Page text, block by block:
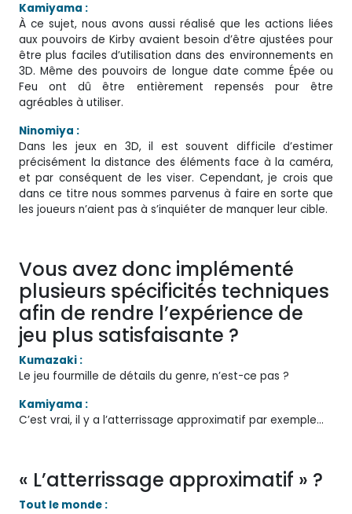
Kamiyama :
À ce sujet, nous avons aussi réalisé que les actions liées
aux pouvoirs de Kirby avaient besoin d’être ajustées pour
être plus faciles d’utilisation dans des environnements en
3D. Même des pouvoirs de longue date comme Épée ou
Feu ont dû être entièrement repensés pour être
agréables à utiliser.
Ninomiya :
Dans les jeux en 3D, il est souvent difficile d’estimer
précisément la distance des éléments face à la caméra,
et par conséquent de les viser. Cependant, je crois que
dans ce titre nous sommes parvenus à faire en sorte que
les joueurs n’aient pas à s’inquiéter de manquer leur cible.
Vous avez donc implémenté
plusieurs spécificités techniques
afin de rendre l’expérience de
jeu plus satisfaisante ?
Kumazaki :
Le jeu fourmille de détails du genre, n’est-ce pas ?
Kamiyama :
C’est vrai, il y a l’atterrissage approximatif par exemple…
« L’atterrissage approximatif » ?
Tout le monde :